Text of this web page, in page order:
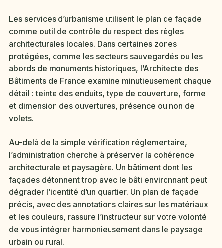
Les services d’urbanisme utilisent le plan de façade
comme outil de contrôle du respect des règles
architecturales locales. Dans certaines zones
protégées, comme les secteurs sauvegardés ou les
abords de monuments historiques, l’Architecte des
Bâtiments de France examine minutieusement chaque
détail : teinte des enduits, type de couverture, forme
et dimension des ouvertures, présence ou non de
volets.
Au-delà de la simple vérification réglementaire,
l’administration cherche à préserver la cohérence
architecturale et paysagère. Un bâtiment dont les
façades détonnent trop avec le bâti environnant peut
dégrader l’identité d’un quartier. Un plan de façade
précis, avec des annotations claires sur les matériaux
et les couleurs, rassure l’instructeur sur votre volonté
de vous intégrer harmonieusement dans le paysage
urbain ou rural.